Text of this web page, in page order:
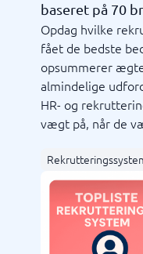
baseret på 70
Opdag hvilke
fået de bedste
opsummerer
almindelige
HR- og
vægt på, når de